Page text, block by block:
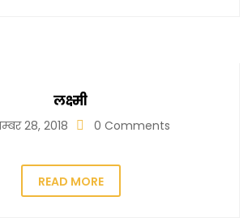
लक्ष्मी
28, 2018 0 Comments
READ MORE